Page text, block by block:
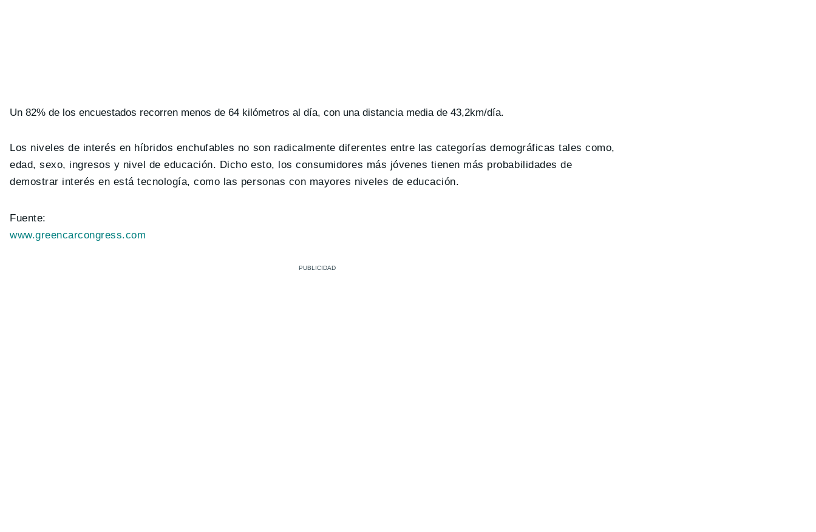
Un 82% de los encuestados recorren menos de 64 kilómetros al día, con una distancia media de 43,2km/día.
Los niveles de interés en híbridos enchufables no son radicalmente diferentes entre las categorías demográficas tales como,
edad, sexo, ingresos y nivel de educación. Dicho esto, los consumidores más jóvenes tienen más probabilidades de
demostrar interés en está tecnología, como las personas con mayores niveles de educación.
Fuente:
www.greencarcongress.com